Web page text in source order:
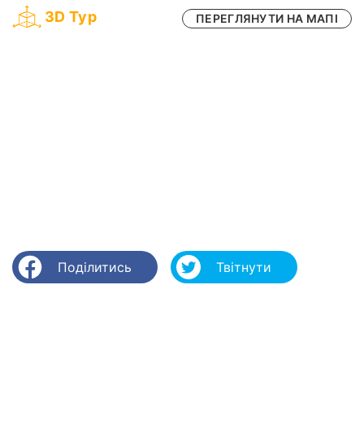
3D Тур ПЕРЕГЛЯНУТИ НА МАПІ
Поділитись Твітнути